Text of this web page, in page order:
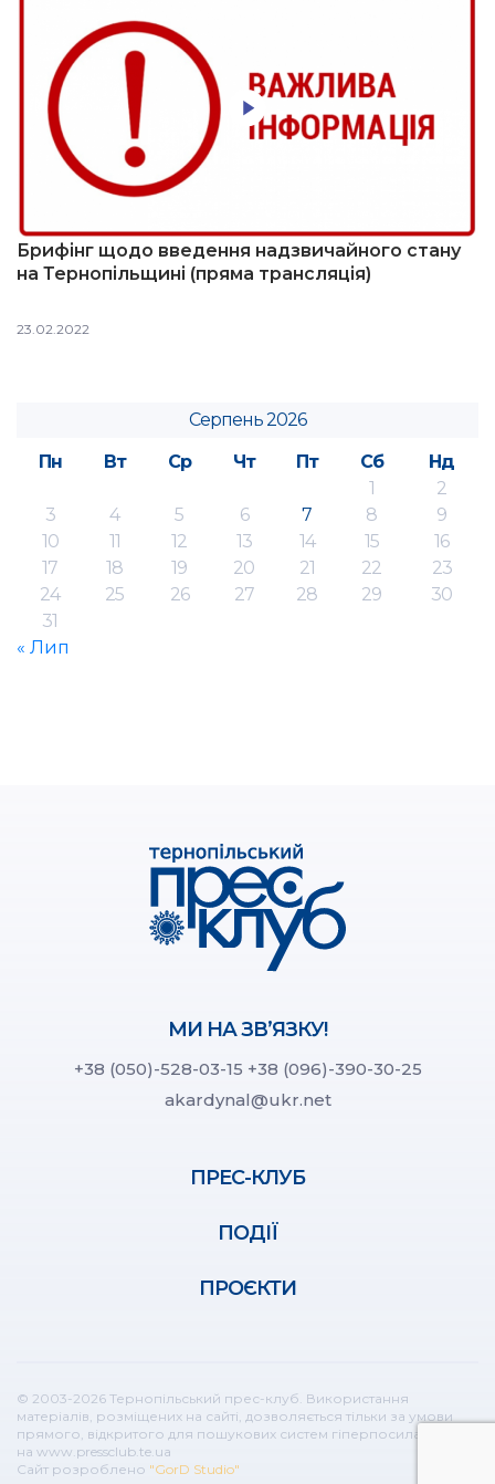
Брифінг щодо введення надзвичайного стану
на Тернопільщині (пряма трансляція)
23.02.2022
Серпень 2026
Пн
Вт Ср Чт Пт Сб
Нд
1
2
3
4 5 6 7 8
9
10
11 12 13 14 15
16
17
18 19 20 21 22
23
24
25 26 27 28 29
30
31
« Лип
МИ НА ЗВ’ЯЗКУ!
+38 (050)-528-03-15 +38 (096)-390-30-25
akardynal@ukr.net
ПРЕС-КЛУБ
ПОДІЇ
ПРОЄКТИ
© 2003-2026 Тернопільський прес-клуб. Використання
матеріалів, розміщених на сайті, дозволяється тільки за умови
прямого, відкритого для пошукових систем гіперпосилання
на www.pressclub.te.ua
Сайт розроблено "GorD Studio"